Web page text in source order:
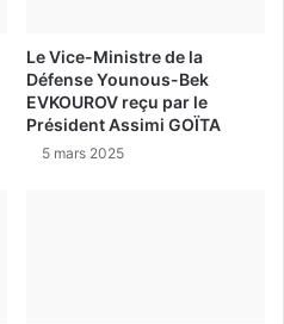
Le Vice-Ministre de la
Défense Younous-Bek
EVKOUROV reçu par le
Président Assimi GOÏTA
5 mars 2025